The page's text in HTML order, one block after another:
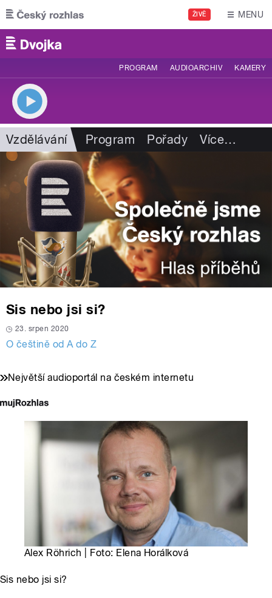
Přejít k hlavnímu obsahu
ŽIVĚ MENU
PROGRAM AUDIOARCHIV KAMERY
Vzdělávání Program Pořady Více…
Sis nebo jsi si?
23. srpen 2020
O češtině od A do Z
Největší audioportál na českém internetu
Alex Röhrich | Foto: Elena Horálková
Sis nebo jsi si?